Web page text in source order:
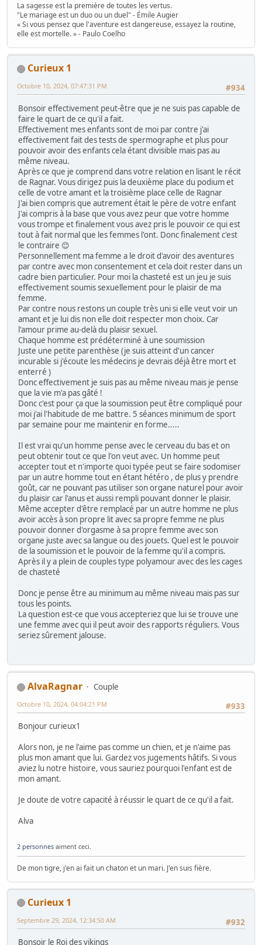
La sagesse est la première de toutes les vertus.
"Le mariage est un duo ou un duel" - Émile Augier
« Si vous pensez que l'aventure est dangereuse, essayez la routine,
elle est mortelle. » - Paulo Coelho
Curieux 1
#934
Octobre 10, 2024, 07:47:31 PM
Bonsoir effectivement peut-être que je ne suis pas capable de
faire le quart de ce qu'il a fait.
Effectivement mes enfants sont de moi par contre j'ai
effectivement fait des tests de spermographe et plus pour
pouvoir avoir des enfants cela étant divisible mais pas au
même niveau.
Après ce que je comprend dans votre relation en lisant le récit
de Ragnar. Vous dirigez puis la deuxième place du podium et
celle de votre amant et la troisième place celle de Ragnar
J'ai bien compris que autrement était le père de votre enfant
J'ai compris à la base que vous avez peur que votre homme
vous trompe et finalement vous avez pris le pouvoir ce qui est
tout à fait normal que les femmes l'ont. Donc finalement c'est
le contraire 😊
Personnellement ma femme a le droit d'avoir des aventures
par contre avec mon consentement et cela doit rester dans un
cadre bien particulier. Pour moi la chasteté est un jeu je suis
effectivement soumis sexuellement pour le plaisir de ma
femme.
Par contre nous restons un couple très uni si elle veut voir un
amant et je lui dis non elle doit respecter mon choix. Car
l'amour prime au-delà du plaisir sexuel.
Chaque homme est prédéterminé à une soumission
Juste une petite parenthèse (je suis atteint d'un cancer
incurable si j'écoute les médecins je devrais déjà être mort et
enterré )
Donc effectivement je suis pas au même niveau mais je pense
que la vie m'a pas gâté !
Donc c'est pour ça que la soumission peut être compliqué pour
moi j'ai l'habitude de me battre. 5 séances minimum de sport
par semaine pour me maintenir en forme.....
Il est vrai qu'un homme pense avec le cerveau du bas et on
peut obtenir tout ce que l'on veut avec. Un homme peut
accepter tout et n'importe quoi typée peut se faire sodomiser
par un autre homme tout en étant hétéro , de plus y prendre
goût, car ne pouvant pas utiliser son organe naturel pour avoir
du plaisir car l'anus et aussi rempli pouvant donner le plaisir.
Même accepter d'être remplacé par un autre homme ne plus
avoir accès à son propre lit avec sa propre femme ne plus
pouvoir donner d'orgasme à sa propre femme avec son
organe juste avec sa langue ou des jouets. Quel est le pouvoir
de la soumission et le pouvoir de la femme qu'il a compris.
Après il y a plein de couples type polyamour avec des les cages
de chasteté
Donc je pense être au minimum au même niveau mais pas sur
tous les points.
La question est-ce que vous accepteriez que lui se trouve une
une femme avec qui il peut avoir des rapports réguliers. Vous
seriez sûrement jalouse.
AlvaRagnar
Couple
#933
Octobre 10, 2024, 04:04:21 PM
Bonjour curieux1
Alors non, je ne l'aime pas comme un chien, et je n'aime pas
plus mon amant que lui. Gardez vos jugements hâtifs. Si vous
aviez lu notre histoire, vous sauriez pourquoi l'enfant est de
mon amant.
Je doute de votre capacité à réussir le quart de ce qu'il a fait.
Alva
2 personnes aiment ceci.
De mon tigre, j'en ai fait un chaton et un mari. J'en suis fière.
Curieux 1
#932
Septembre 29, 2024, 12:34:50 AM
Bonsoir le Roi des vikings